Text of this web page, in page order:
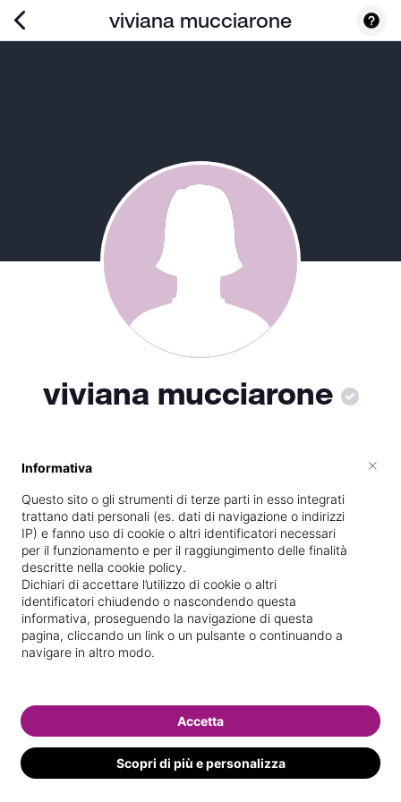
viviana mucciarone
viviana mucciarone
Specializzata inMassaggi del
benessere
Vedi le informazioni di viviana
Informativa
Questo sito o gli strumenti di terze parti in esso integrati
trattano dati personali (es. dati di navigazione o indirizzi
IP) e fanno uso di cookie o altri identificatori necessari
per il funzionamento e per il raggiungimento delle finalità
descritte nella cookie policy.
Dichiari di accettare l’utilizzo di cookie o altri
identificatori chiudendo o nascondendo questa
informativa, proseguendo la navigazione di questa
pagina, cliccando un link o un pulsante o continuando a
navigare in altro modo.
Scopri di più e personalizza
Accetta
×